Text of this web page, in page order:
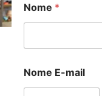
Nome *
Nome E-mail